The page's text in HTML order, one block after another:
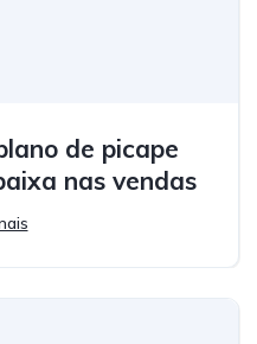
de picape
nas vendas